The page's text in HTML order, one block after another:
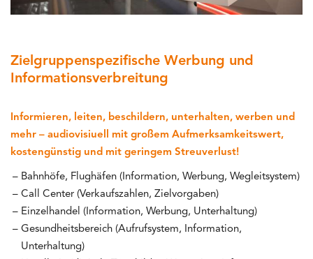
Zielgruppenspezifische Werbung und
Informationsverbreitung
Informieren, leiten, beschildern, unterhalten, werben und
mehr – audiovisiuell mit großem Aufmerksamkeitswert,
kostengünstig und mit geringem Streuverlust!
Bahnhöfe, Flughäfen (Information, Werbung, Wegleitsystem)
Call Center (Verkaufszahlen, Zielvorgaben)
Einzelhandel (Information, Werbung, Unterhaltung)
Gesundheitsbereich (Aufrufsystem, Information,
Unterhaltung)